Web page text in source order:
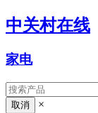
中关村在线
家电
×